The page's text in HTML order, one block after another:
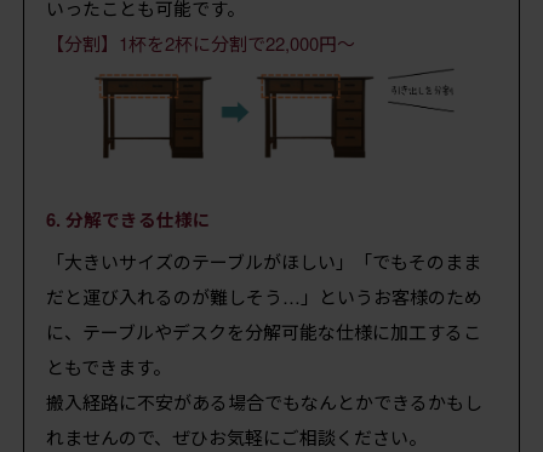
いったことも可能です。
【分割】1杯を2杯に分割で22,000円～
6. 分解できる仕様に
「大きいサイズのテーブルがほしい」「でもそのまま
だと運び入れるのが難しそう…」というお客様のため
に、テーブルやデスクを分解可能な仕様に加工するこ
ともできます。
搬入経路に不安がある場合でもなんとかできるかもし
れませんので、ぜひお気軽にご相談ください。